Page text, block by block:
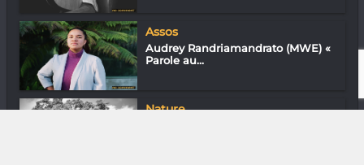
Assos
Audrey Randriamandrato (MWE) «
Parole au...
Nature